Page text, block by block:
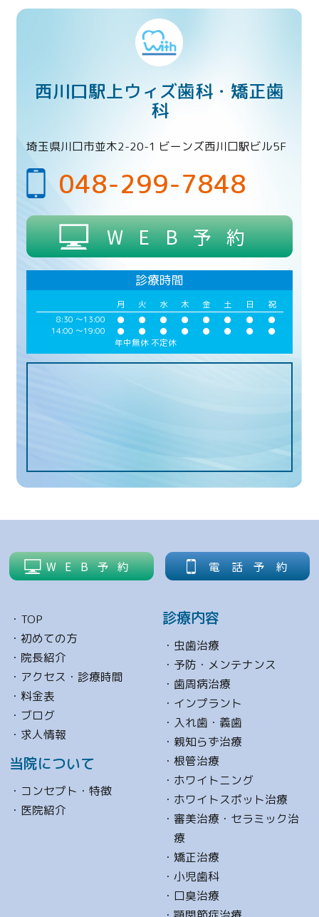
西川口駅上ウィズ歯科・矯正歯
科
埼玉県川口市並木2-20-1 ビーンズ西川口駅ビル5F
048-299-7848
WEB予約
診療時間
月 火 水 木 金 土 日 祝
8:30 ～13:00 ● ● ● ● ● ● ● ●
14:00 ～19:00 ● ● ● ● ● ● ●
●
年中無休 不定休
TOP
初めての方
院長紹介
アクセス・診療時間
料金表
ブログ
求人情報
当院について
コンセプト・特徴
医院紹介
診療内容
虫歯治療
予防・メンテナンス
歯周病治療
インプラント
入れ歯・義歯
親知らず治療
根管治療
ホワイトニング
ホワイトスポット治療
審美治療・セラミック治
療
矯正治療
小児歯科
口臭治療
WEB予約 電話予約